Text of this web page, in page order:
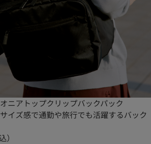
ニアトップクリップバックパック
イズ感で通勤や旅行でも活躍するバック
）